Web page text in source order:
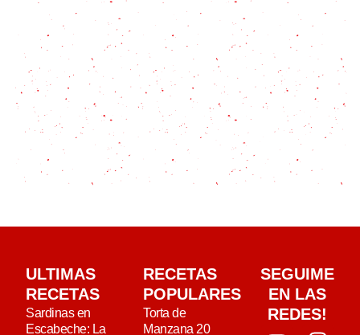
ULTIMAS
RECETAS
Sardinas en
Escabeche: La
RECETAS
POPULARES
Torta de
Manzana 20
SEGUIME
EN LAS
REDES!